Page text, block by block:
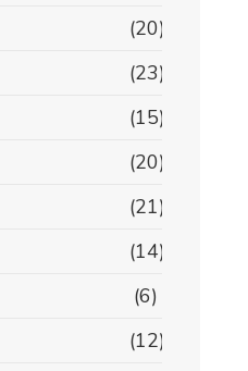
(20)
(23)
(15)
(20)
(21)
(14)
(6)
(12)